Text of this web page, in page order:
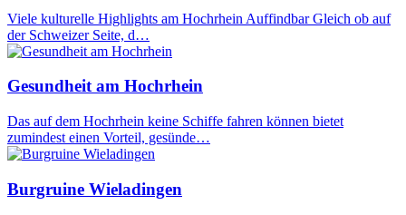
Viele kulturelle Highlights am Hochrhein Auffindbar Gleich ob auf
der Schweizer Seite, d…
Gesundheit am Hochrhein
Das auf dem Hochrhein keine Schiffe fahren können bietet
zumindest einen Vorteil, gesünde…
Burgruine Wieladingen